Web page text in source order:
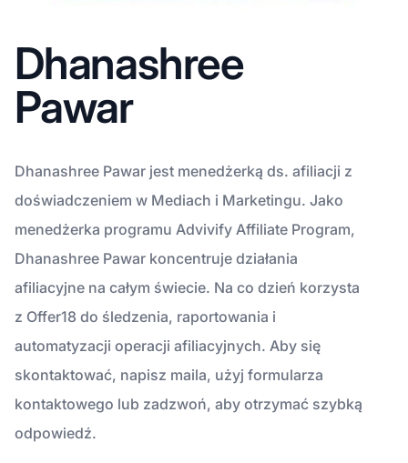
Dhanashree
Pawar
Dhanashree Pawar jest menedżerką ds. afiliacji z
doświadczeniem w Mediach i Marketingu. Jako
menedżerka programu Advivify Affiliate Program,
Dhanashree Pawar koncentruje działania
afiliacyjne na całym świecie. Na co dzień korzysta
z Offer18 do śledzenia, raportowania i
automatyzacji operacji afiliacyjnych. Aby się
skontaktować, napisz maila, użyj formularza
kontaktowego lub zadzwoń, aby otrzymać szybką
odpowiedź.